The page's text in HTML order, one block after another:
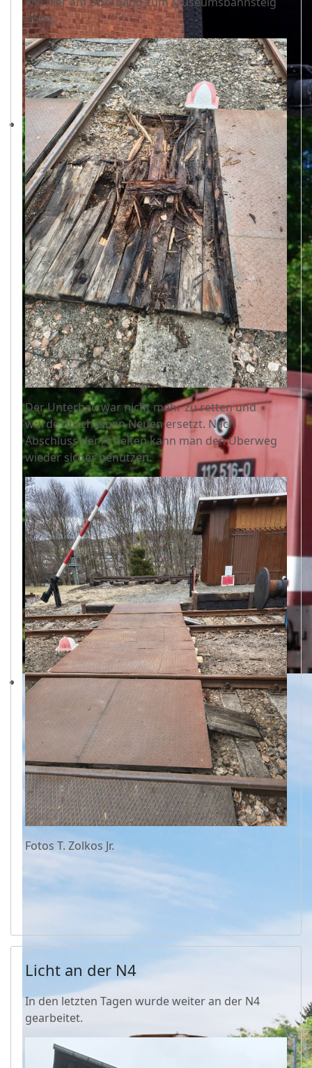
nötig.
Der Unterbau war nicht mehr zu retten und
wurde durch einen Neuen ersetzt. Nach
Abschluss der Arbeiten kann man den Überweg
wieder sicher benutzen.
Fotos T. Zolkos Jr.
Licht an der N4
In den letzten Tagen wurde weiter an der N4
gearbeitet.